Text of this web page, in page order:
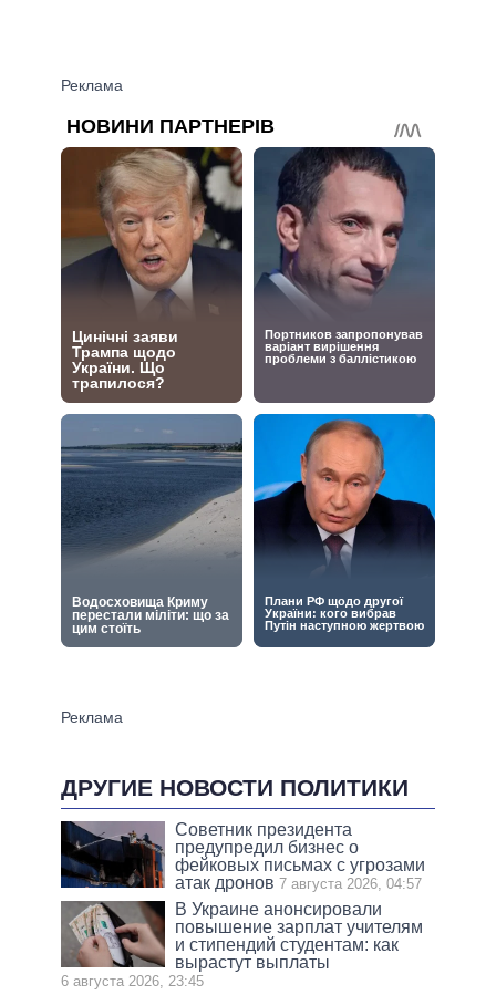
ДРУГИЕ НОВОСТИ ПОЛИТИКИ
Советник президента
предупредил бизнес о
фейковых письмах с угрозами
атак дронов 7 августа 2026, 04:57
В Украине анонсировали
повышение зарплат учителям
и стипендий студентам: как
вырастут выплаты
6 августа 2026, 23:45